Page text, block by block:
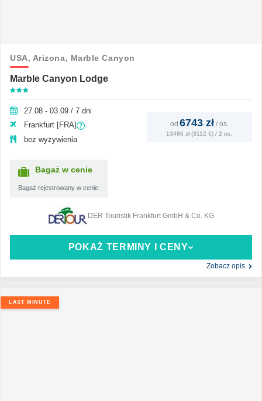
USA, Arizona, Marble Canyon
Marble Canyon Lodge
27.08 - 03.09 / 7 dni
Frankfurt [FRA]
bez wyżywienia
Bagaż w cenie
Bagaż rejestrowany w cenie.
od 6743 zł / os.
13486 zł (3112 €) / 2 os.
POKAŻ TERMINY I CENY
Zobacz opis
DER Touristik Frankfurt GmbH & Co. KG
LAST MINUTE